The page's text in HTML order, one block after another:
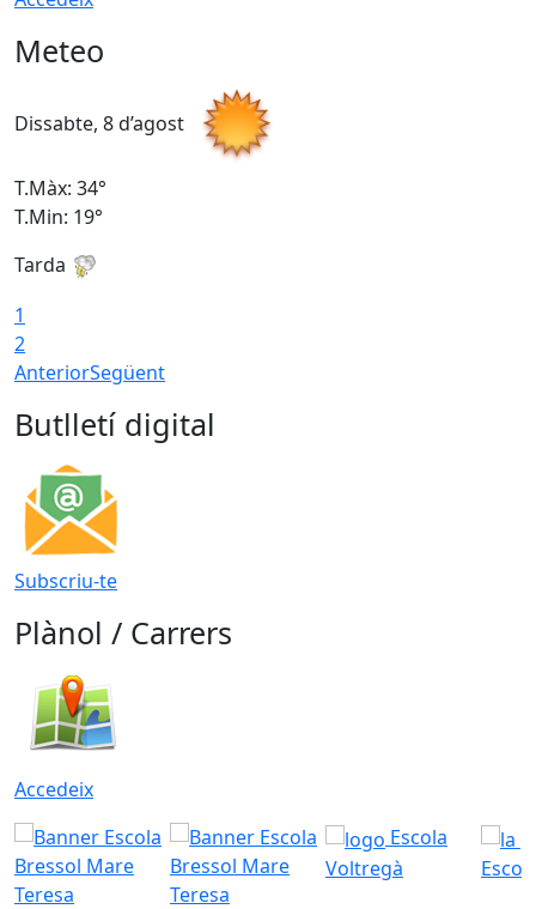
Meteo
Dissabte, 8 d’agost
T.Màx: 34°
T.Min: 19°
Tarda
1
2
AnteriorSegüent
Butlletí digital
Subscriu-te
Plànol / Carrers
Accedeix
Escola
Voltregà